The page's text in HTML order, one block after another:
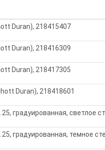
Duran), 218415407
Duran), 218416309
Duran), 218417305
Duran), 218418601
градуированная, светлое
градуированная, темное